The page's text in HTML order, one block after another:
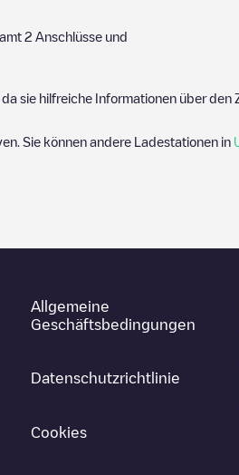
2 Anschlüsse und
sie hilfreiche Informationen über
Sie können andere Ladestationen in
Allgemeine
Geschäftsbedingungen
Datenschutzrichtlinie
Cookies